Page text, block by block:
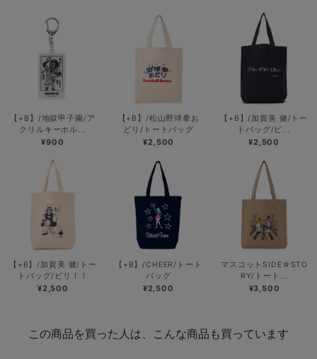
【+B】/地獄甲子園/ア
クリルキーホル...
¥900
【+B】/松山野球拳お
どり/トートバッグ
¥2,500
【+B】/加賀美 健/トー
トバッグ/ピ...
¥2,500
【+B】/加賀美 健/トー
トバッグ/ビリ！！
¥2,500
【+B】/CHEER/トート
バッグ
¥2,500
マスコットSIDE☆STO
RY/トート...
¥3,500
この商品を買った人は、こんな商品も買っています